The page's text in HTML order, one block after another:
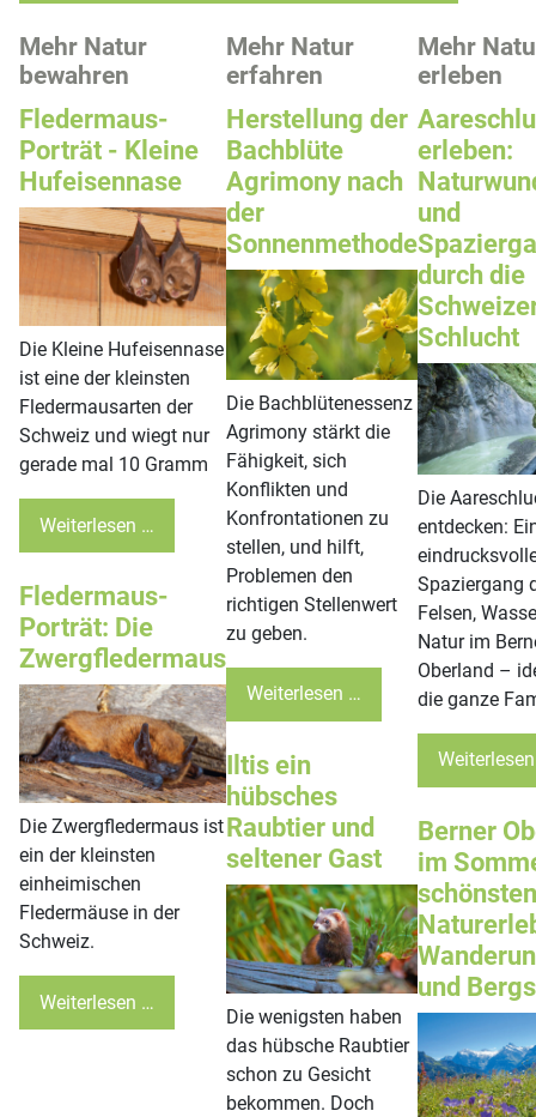
Mehr Natur
bewahren
Fledermaus-
Porträt - Kleine
Hufeisennase
Die Kleine Hufeisennase
ist eine der kleinsten
Fledermausarten der
Schweiz und wiegt nur
gerade mal 10 Gramm
Weiterlesen …
Fledermaus-
Porträt: Die
Zwergfledermaus
Die Zwergfledermaus ist
ein der kleinsten
einheimischen
Fledermäuse in der
Schweiz.
Weiterlesen …
Mehr Natur
erfahren
Herstellung der
Bachblüte
Agrimony nach
der
Sonnenmethode
Die Bachblütenessenz
Agrimony stärkt die
Fähigkeit, sich
Konflikten und
Konfrontationen zu
stellen, und hilft,
Problemen den
richtigen Stellenwert
zu geben.
Weiterlesen …
Iltis ein
hübsches
Raubtier und
seltener Gast
Die wenigsten haben
das hübsche Raubtier
schon zu Gesicht
bekommen. Doch
Mehr
erleben
erleben:
und
durch die
Schlucht
Die
entdecken:
Spaziergang
Felsen,
Natur im
Oberland –
die ganze
Berner
im
schönsten
und